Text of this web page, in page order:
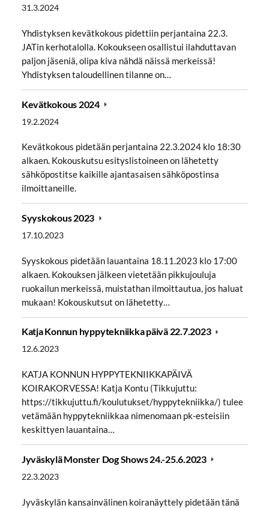
31.3.2024
Yhdistyksen kevätkokous pidettiin perjantaina 22.3.
JATin kerhotalolla. Kokoukseen osallistui ilahduttavan
paljon jäseniä, olipa kiva nähdä näissä merkeissä!
Yhdistyksen taloudellinen tilanne on…
Kevätkokous 2024
19.2.2024
Kevätkokous pidetään perjantaina 22.3.2024 klo 18:30
alkaen. Kokouskutsu esityslistoineen on lähetetty
sähköpostitse kaikille ajantasaisen sähköpostinsa
ilmoittaneille.
Syyskokous 2023
17.10.2023
Syyskokous pidetään lauantaina 18.11.2023 klo 17:00
alkaen. Kokouksen jälkeen vietetään pikkujouluja
ruokailun merkeissä, muistathan ilmoittautua, jos haluat
mukaan! Kokouskutsut on lähetetty…
Katja Konnun hyppytekniikka päivä 22.7.2023
12.6.2023
KATJA KONNUN HYPPYTEKNIIKKAPÄIVÄ
KOIRAKORVESSA! Katja Kontu (Tikkujuttu:
https://tikkujuttu.fi/koulutukset/hyppytekniikka/) tulee
vetämään hyppytekniikkaa nimenomaan pk-esteisiin
keskittyen lauantaina…
Jyväskylä Monster Dog Shows 24.-25.6.2023
22.3.2023
Jyväskylän kansainvälinen koiranäyttely pidetään tänä